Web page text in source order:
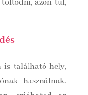
azon túl,
is található hely,
használnak.